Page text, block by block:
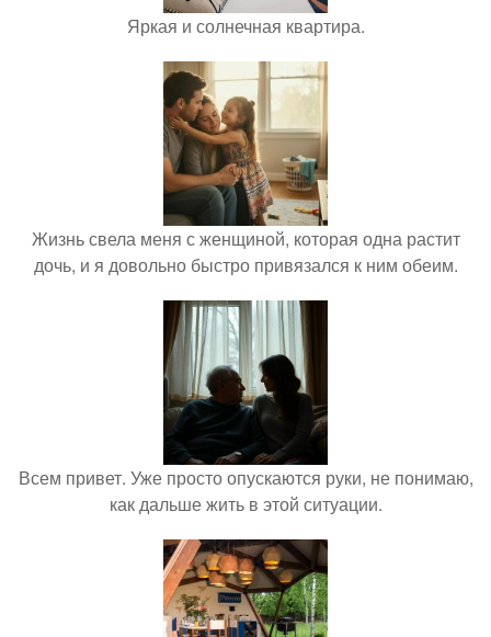
Яркая и солнечная квартира.
Жизнь свела меня с женщиной, которая одна растит
дочь, и я довольно быстро привязался к ним обеим.
Всем привет. Уже просто опускаются руки, не понимаю,
как дальше жить в этой ситуации.